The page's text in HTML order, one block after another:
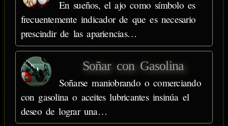
En sueños, el ajo como símbolo es
frecuentemente indicador de que es necesario
prescindir de las apariencias…
Soñar con Gasolina
Soñarse maniobrando o comerciando
con gasolina o aceites lubricantes insinúa el
deseo de lograr una…